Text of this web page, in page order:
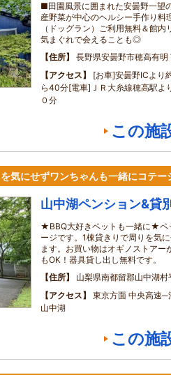
■田園風景に囲まれた安曇野一望
産野菜が中心のヘルシー手作り
（ドッグラン）ご利用無料＆館
気まぐれで会えることも◎
住所
長野県安曇野市穂高有明
アクセス
[お車]安曇野ICより
ら40分[電車]ＪＲ大糸線穂高駅よ
０分
この施
気にせずワンちゃんも一緒にコテー
山中湖ペンション&
★BBQ大好きペットも一緒に★ペ
ージです。1棟貸きりで周りを気
ます。お買い物はオギノストアー
もOK！器具貸し出し無料です。
住所
山梨県南都留郡山中湖村
アクセス
東京方面 中央高速
山中湖
この施